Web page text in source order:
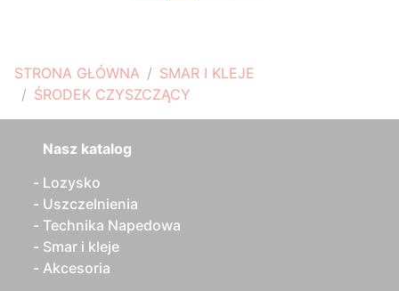
STRONA GŁÓWNA
SMAR I KLEJE
ŚRODEK CZYSZCZĄCY
Nasz katalog
Lozysko
Uszczelnienia
Technika Napedowa
Smar i kleje
Akcesoria